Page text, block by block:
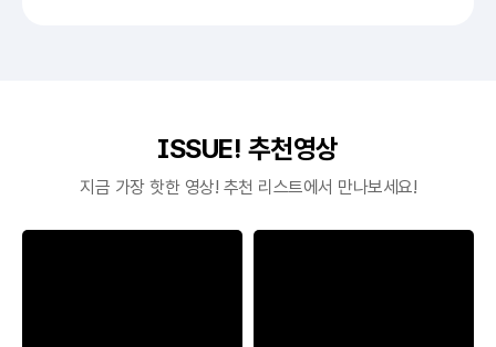
ISSUE! 추천영상
지금 가장 핫한 영상! 추천 리스트에서 만나보세요!